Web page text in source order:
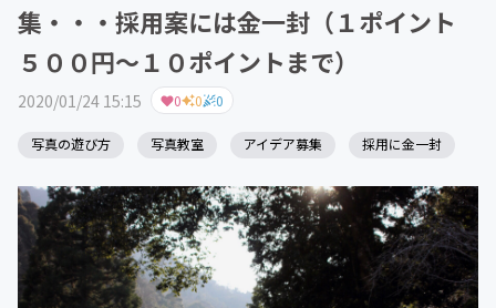
集・・・採用案には金一封（１ポイント
５００円～１０ポイントまで）
2020/01/24 15:15 0 0 0
写真の遊び方 写真教室 アイデア募集 採用に金一封